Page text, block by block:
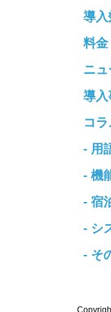
導入
料金
ニュ
導入
コラ
- 用
- 機
- 宿
- シ
- そ